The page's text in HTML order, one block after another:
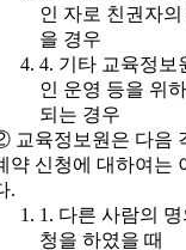
인 자로 친권자
을 경우
4. 기타 교육정보
인 운영 등을 위
되는 경우
교육정보원은 다음
약 신청에 대하여는
.
1. 다른 사람의
청을 하였을 때